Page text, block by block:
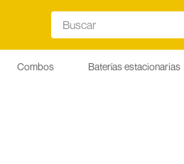
Buscar
Combos Baterías estacionarias